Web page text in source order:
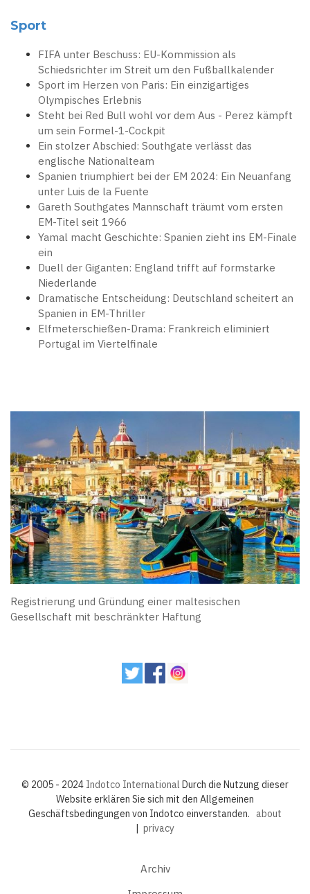
Sport
FIFA unter Beschuss: EU-Kommission als
Schiedsrichter im Streit um den Fußballkalender
Sport im Herzen von Paris: Ein einzigartiges
Olympisches Erlebnis
Steht bei Red Bull wohl vor dem Aus - Perez kämpft
um sein Formel-1-Cockpit
Ein stolzer Abschied: Southgate verlässt das
englische Nationalteam
Spanien triumphiert bei der EM 2024: Ein Neuanfang
unter Luis de la Fuente
Gareth Southgates Mannschaft träumt vom ersten
EM-Titel seit 1966
Yamal macht Geschichte: Spanien zieht ins EM-Finale
ein
Duell der Giganten: England trifft auf formstarke
Niederlande
Dramatische Entscheidung: Deutschland scheitert an
Spanien in EM-Thriller
Elfmeterschießen-Drama: Frankreich eliminiert
Portugal im Viertelfinale
Registrierung und Gründung einer maltesischen
Gesellschaft mit beschränkter Haftung
© 2005 - 2024 Indotco International Durch die Nutzung dieser
Website erklären Sie sich mit den Allgemeinen
Geschäftsbedingungen von Indotco einverstanden. about
| privacy
Archiv